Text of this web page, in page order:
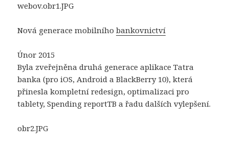
webov.obr1.JPG
Nová generace mobilníhobankovnictví
Únor 2015
Byla zveřejněna druhá generace aplikace Tatra
banka (pro iOS, Android a BlackBerry 10), která
přinesla kompletní redesign, optimalizaci pro
tablety, Spending reportTB a řadu dalších vylepšení.
obr2.JPG